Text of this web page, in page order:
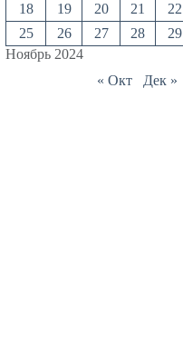
Ноябрь 2024
18
19 20 21 22
25
26 27 28 29
« Окт Дек »